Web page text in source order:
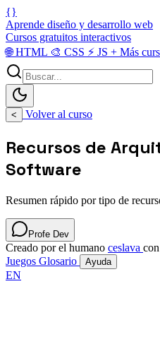
{}
Aprende diseño y desarrollo web
Cursos gratuitos interactivos
🌐HTML 🎨 CSS ⚡ JS + Más
< Volver al curso
Recursos de
Software
Resumen rápido por tipo de
Profe Dev
Creado por el humano ceslava
Juegos Glosario Ayuda
EN